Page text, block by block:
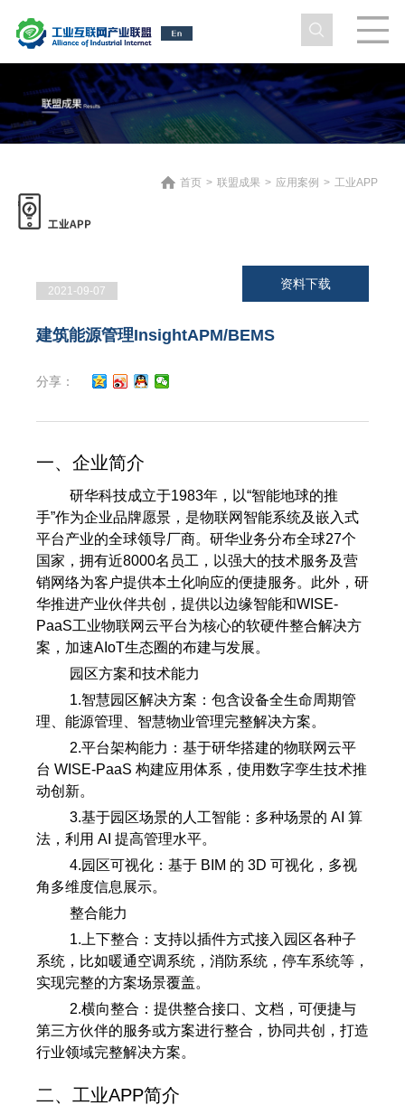
首页 > 联盟成果 > 应用案例 > 工业APP
2021-09-07
资料下载
建筑能源管理InsightAPM/BEMS
分享：
一、企业简介
研华科技成立于1983年，以“智能地球的推
手”作为企业品牌愿景，是物联网智能系统及嵌入式
平台产业的全球领导厂商。研华业务分布全球27个
国家，拥有近8000名员工，以强大的技术服务及营
销网络为客户提供本土化响应的便捷服务。此外，研
华推进产业伙伴共创，提供以边缘智能和WISE-
PaaS工业物联网云平台为核心的软硬件整合解决方
案，加速AIoT生态圈的布建与发展。
园区方案和技术能力
1.智慧园区解决方案：包含设备全生命周期管
理、能源管理、智慧物业管理完整解决方案。
2.平台架构能力：基于研华搭建的物联网云平
台 WISE-PaaS 构建应用体系，使用数字孪生技术推
动创新。
3.基于园区场景的人工智能：多种场景的 AI 算
法，利用 AI 提高管理水平。
4.园区可视化：基于 BIM 的 3D 可视化，多视
角多维度信息展示。
整合能力
1.上下整合：支持以插件方式接入园区各种子
系统，比如暖通空调系统，消防系统，停车系统等，
实现完整的方案场景覆盖。
2.横向整合：提供整合接口、文档，可便捷与
第三方伙伴的服务或方案进行整合，协同共创，打造
行业领域完整解决方案。
二、工业APP简介